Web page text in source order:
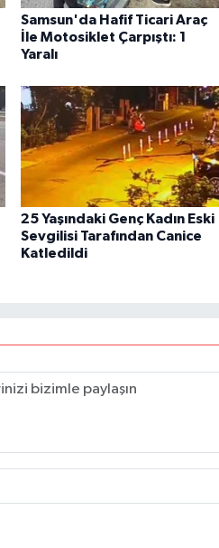
Samsun'da Hafif Ticari Araç
İle Motosiklet Çarpıştı: 1
Yaralı
25 Yaşındaki Genç Kadın Eski
Sevgilisi Tarafından Canice
Katledildi